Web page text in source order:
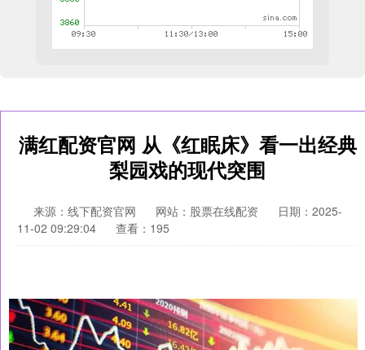
满红配资官网 从《红眠床》看一出经典
梨园戏的现代突围
来源：线下配资官网 网站：股票在线配资
日期：2025-
11-02 09:29:04
查看：195